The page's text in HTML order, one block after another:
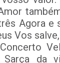
Agora e
Vos
da